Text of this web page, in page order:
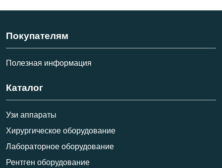
Покупателям
Полезная информация
Каталог
Узи аппараты
Хирургическое оборудование
Лабораторное оборудование
Рентген оборудование